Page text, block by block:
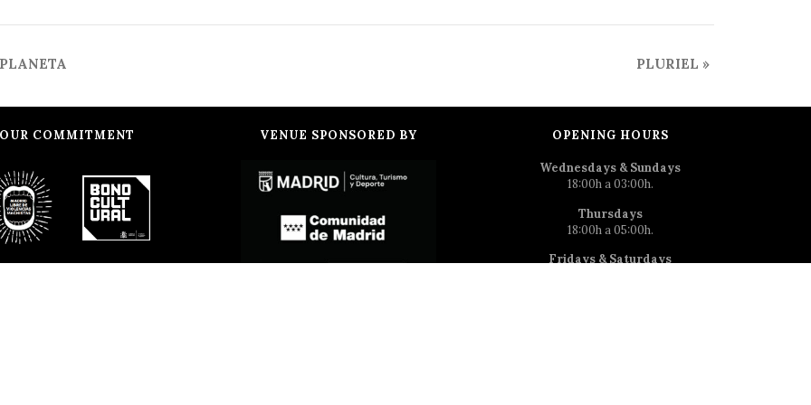
PLURIEL »
OUR COMMITMENT VENUE SPONSORED BY OPENING HOURS
Wednesdays & Sundays
18:00h a 03:00h.
Thursdays
18:00h a 05:00h.
Fridays & Saturdays